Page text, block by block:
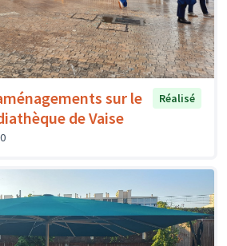
sur le
de Vaise
Réalisé
0